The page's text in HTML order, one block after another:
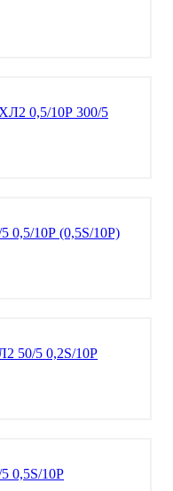
0,5/10Р 300/5
0,5/10Р (0,5S/10Р)
50/5 0,2S/10Р
0,5S/10Р